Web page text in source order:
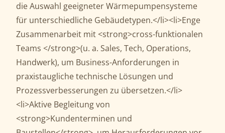
die Auswahl geeigneter Wärmepumpensysteme
für unterschiedliche Gebäudetypen.</li><li>Enge
Zusammenarbeit mit <strong>cross-funktionalen
Teams </strong>(u. a. Sales, Tech, Operations,
Handwerk), um Business-Anforderungen in
praxistaugliche technische Lösungen und
Prozessverbesserungen zu übersetzen.</li>
<li>Aktive Begleitung von
<strong>Kundenterminen und